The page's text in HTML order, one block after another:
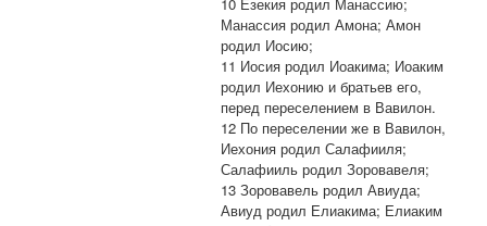
Манассия родил Амона; Амон
родил Иосию;
11 Иосия родил Иоакима; Иоаким
родил Иехонию и братьев его,
перед переселением в Вавилон.
12 По переселении же в Вавилон,
Иехония родил Салафииля;
Салафииль родил Зоровавеля;
13 Зоровавель родил Авиуда;
Авиуд родил Елиакима; Елиаким